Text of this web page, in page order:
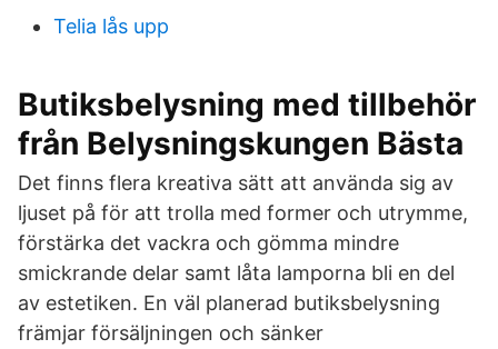
Telia lås upp
Butiksbelysning med tillbehör
från Belysningskungen Bästa
Det finns flera kreativa sätt att använda sig av
ljuset på för att trolla med former och utrymme,
förstärka det vackra och gömma mindre
smickrande delar samt låta lamporna bli en del
av estetiken. En väl planerad butiksbelysning
främjar försäljningen och sänker